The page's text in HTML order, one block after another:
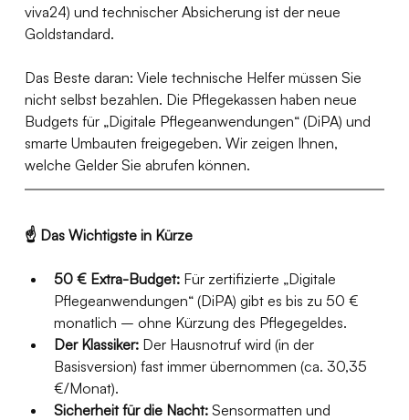
viva24) und technischer Absicherung ist der neue
Goldstandard.
Das Beste daran: Viele technische Helfer müssen Sie
nicht selbst bezahlen. Die Pflegekassen haben neue
Budgets für „Digitale Pflegeanwendungen“ (DiPA) und
smarte Umbauten freigegeben. Wir zeigen Ihnen,
welche Gelder Sie abrufen können.
☝️ Das Wichtigste in Kürze
50 € Extra-Budget: Für zertifizierte „Digitale
Pflegeanwendungen“ (DiPA) gibt es bis zu 50 €
monatlich – ohne Kürzung des Pflegegeldes.
Der Klassiker: Der Hausnotruf wird (in der
Basisversion) fast immer übernommen (ca. 30,35
€/Monat).
Sicherheit für die Nacht: Sensormatten und